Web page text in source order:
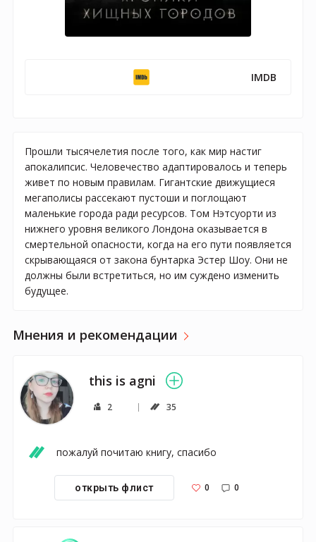
IMDB
Прошли тысячелетия после того, как мир настиг
апокалипсис. Человечество адаптировалось и теперь
живет по новым правилам. Гигантские движущиеся
мегаполисы рассекают пустоши и поглощают
маленькие города ради ресурсов. Том Нэтсуорти из
нижнего уровня великого Лондона оказывается в
смертельной опасности, когда на его пути появляется
скрывающаяся от закона бунтарка Эстер Шоу. Они не
должны были встретиться, но им суждено изменить
будущее.
Мнения и рекомендации
this is agni
2 35
пожалуй почитаю книгу, спасибо
открыть флист 0 0